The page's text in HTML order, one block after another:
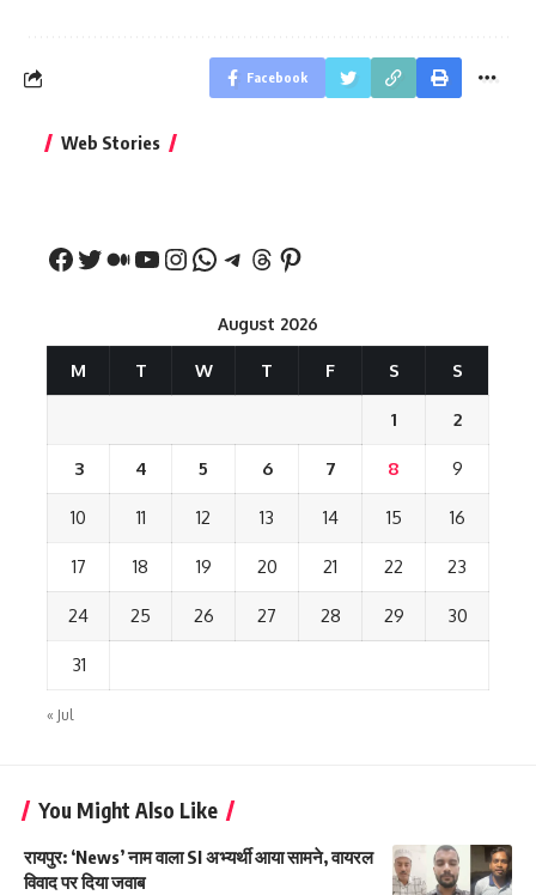
Facebook
Web Stories
नीतीश कुमार का पहला
August 2026
M T W T F S S
1 2
3 4 5 6 7 8 9
10 11 12 13 14 15 16
17 18 19 20 21 22 23
24 25 26 27 28 29 30
31
« Jul
You Might Also Like
रायपुर: ‘News’ नाम वाला SI अभ्यर्थी आया सामने, वायरल
विवाद पर दिया जवाब